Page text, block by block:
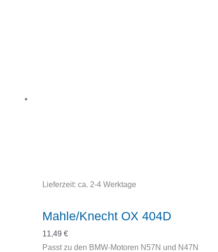
Lieferzeit: ca. 2-4 Werktage
Mahle/Knecht OX 404D
11,49 €
Passt zu den BMW-Motoren N57N und N47N